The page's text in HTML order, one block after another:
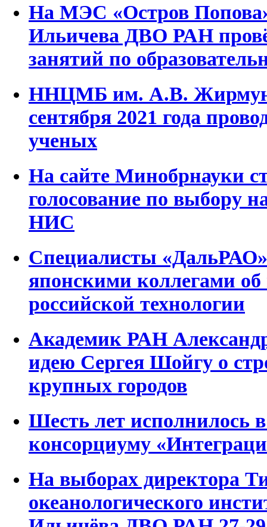
На МЭС «Остров
Ильичева ДВО РАН
занятий по
ННЦМБ им. А.В.
сентября 2021 года
ученых
На сайте Минобрнауки
голосование по выбору
НИС
Специалисты «ДальРАО»
японскими коллегами об
российской технологии
Академик РАН
идею Сергея Шойгу о
крупных городов
Шесть лет исполнилось в
консорциуму
На выборах директора
океанологического